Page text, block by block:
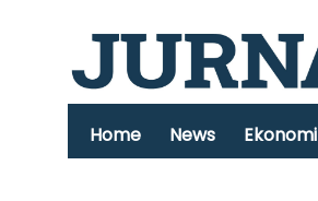
Home News Ekonomi